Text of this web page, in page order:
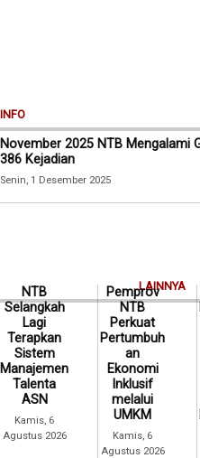
INFO
November 2025 NTB Mengalami
386 Kejadian
Senin, 1 Desember 2025
LAINNYA
NTB
Selangkah
Lagi
Terapkan
Sistem
Manajemen
Talenta
ASN
Kamis, 6
Agustus 2026
Pemprov
NTB
Perkuat
Pertumbuh
an
Ekonomi
Inklusif
melalui
UMKM
Kamis, 6
Agustus 2026